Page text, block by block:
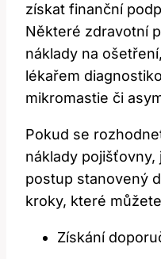
získat finanční
Některé zdravotní
náklady na
lékařem
mikromastie či
Pokud se
náklady
postup stanovený
kroky, které
Získání